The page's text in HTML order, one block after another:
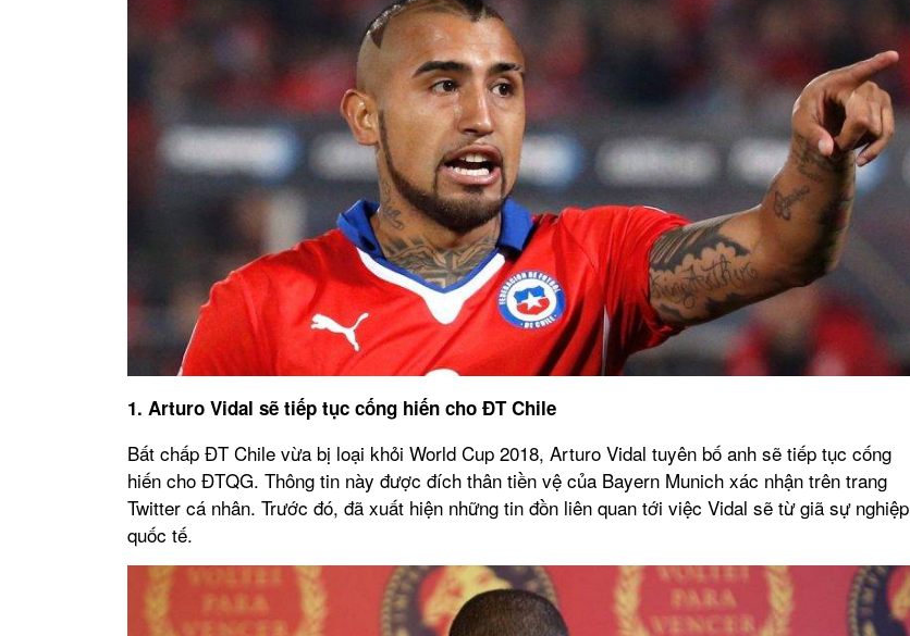
1. Arturo Vidal sẽ tiếp tục cống hiến cho ĐT Chile
Bất chấp ĐT Chile vừa bị loại khỏi World Cup 2018, Arturo Vidal tuyên bố anh sẽ tiếp tục cống
hiến cho ĐTQG. Thông tin này được đích thân tiền vệ của Bayern Munich xác nhận trên trang
Twitter cá nhân. Trước đó, đã xuất hiện những tin đồn liên quan tới việc Vidal sẽ từ giã sự nghiệp
quốc tế.